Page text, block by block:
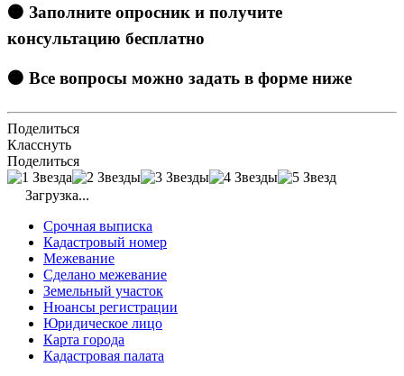
🟠 Заполните опросник и получите
консультацию бесплатно
🟠 Все вопросы можно задать в форме ниже
Поделиться
Класснуть
Поделиться
Загрузка...
Срочная выписка
Кадастровый номер
Межевание
Сделано межевание
Земельный участок
Нюансы регистрации
Юридическое лицо
Карта города
Кадастровая палата